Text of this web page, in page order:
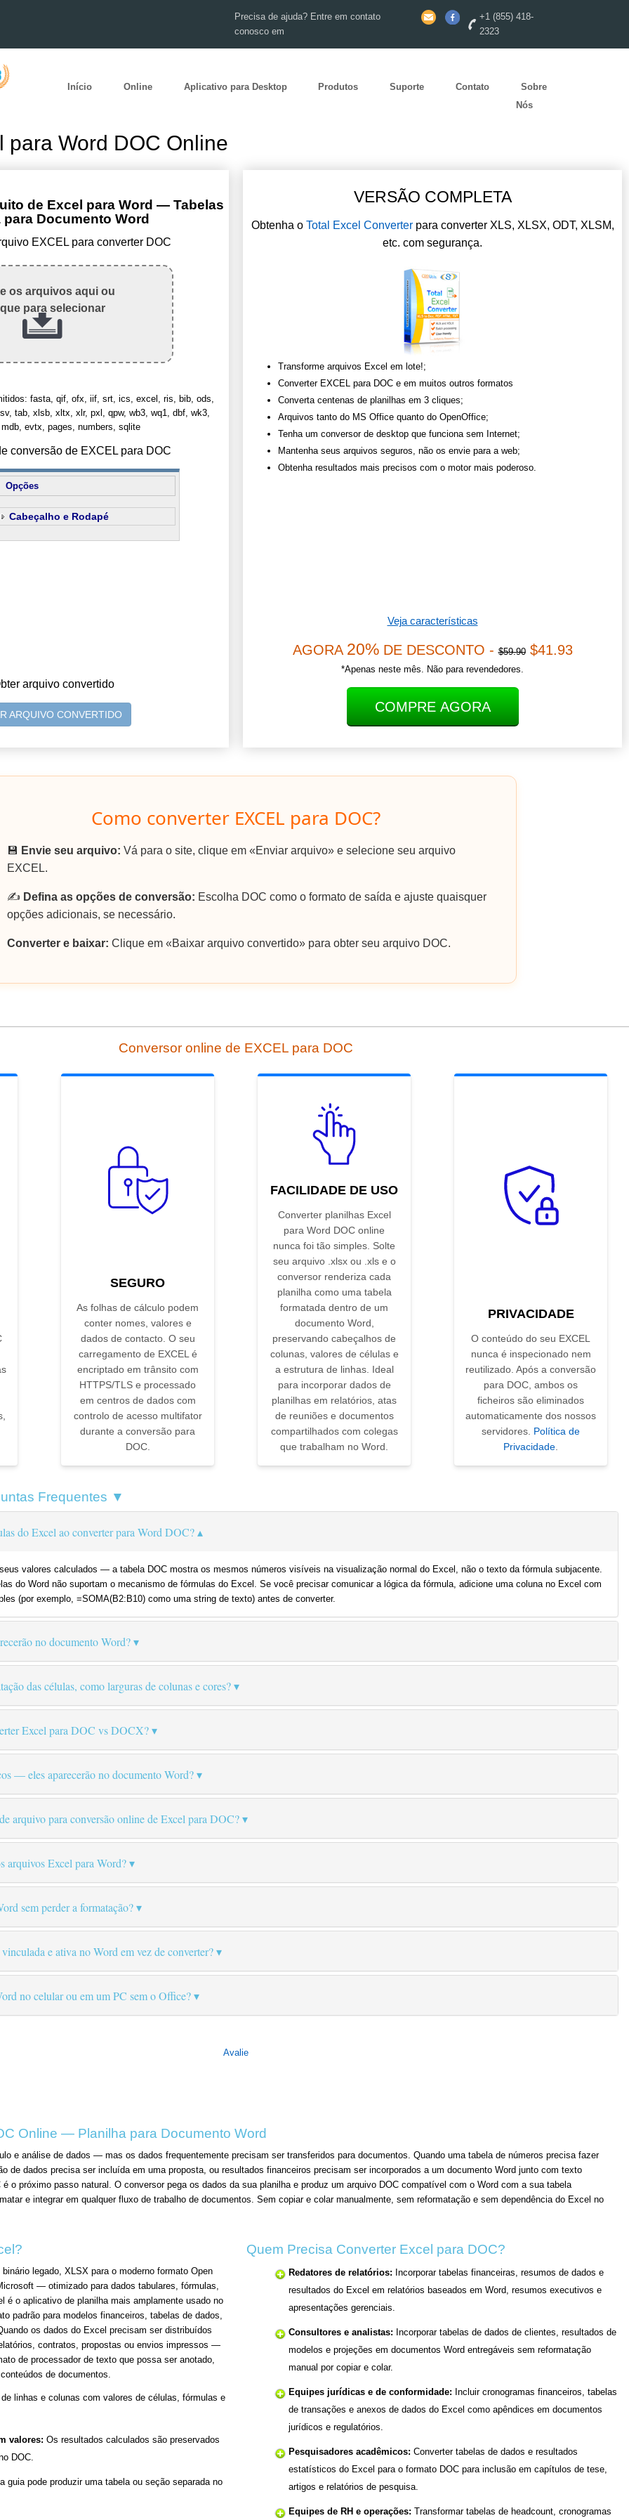
Precisa de ajuda? Entre em contato
conosco em
+1 (855) 418-
2323
Início Online Aplicativo para Desktop Produtos Suporte Contato
Sobre
Nós
para Word DOC Online
de Excel para Word — Tabelas
Documento Word
EXCEL para converter DOC
os arquivos aqui ou
para selecionar
fasta, qif, ofx, iif, srt, ics, excel, ris, bib, ods,
tab, xlsb, xltx, xlr, pxl, qpw, wb3, wq1, dbf, wk3,
evtx, pages, numbers, sqlite
conversão de EXCEL para DOC
Opções
Cabeçalho e Rodapé
arquivo convertido
ARQUIVO CONVERTIDO
VERSÃO COMPLETA
Obtenha o Total Excel Converterpara converter XLS, XLSX, ODT, XLSM,
etc. com segurança.
Transforme arquivos Excel em lote!;
Converter EXCEL para DOC e em muitos outros formatos
Converta centenas de planilhas em 3 cliques;
Arquivos tanto do MS Office quanto do OpenOffice;
Tenha um conversor de desktop que funciona sem Internet;
Mantenha seus arquivos seguros, não os envie para a web;
Obtenha resultados mais precisos com o motor mais poderoso.
Veja características
AGORA 20%DE DESCONTO -$59.90$41.93
*Apenas neste mês. Não para revendedores.
COMPRE AGORA
Como converter EXCEL para DOC?
💾 Envie seu arquivo: Vá para o site, clique em «Enviar arquivo» e selecione seu arquivo
EXCEL.
✍️ Defina as opções de conversão: Escolha DOC como o formato de saída e ajuste quaisquer
opções adicionais, se necessário.
Converter e baixar: Clique em «Baixar arquivo convertido» para obter seu arquivo DOC.
Conversor online de EXCEL para DOC
SEGURO
As folhas de cálculo podem
conter nomes, valores e
dados de contacto. O seu
carregamento de EXCEL é
encriptado em trânsito com
HTTPS/TLS e processado
em centros de dados com
controlo de acesso multifator
durante a conversão para
DOC.
FACILIDADE DE USO
Converter planilhas Excel
para Word DOC online
nunca foi tão simples. Solte
seu arquivo .xlsx ou .xls e o
conversor renderiza cada
planilha como uma tabela
formatada dentro de um
documento Word,
preservando cabeçalhos de
colunas, valores de células e
a estrutura de linhas. Ideal
para incorporar dados de
planilhas em relatórios, atas
de reuniões e documentos
compartilhados com colegas
que trabalham no Word.
PRIVACIDADE
O conteúdo do seu EXCEL
nunca é inspecionado nem
reutilizado. Após a conversão
para DOC, ambos os
ficheiros são eliminados
automaticamente dos nossos
servidores. Política de
Privacidade
Frequentes ▼
do Excel ao converter para Word DOC?
valores calculados — a tabela DOC mostra os mesmos números visíveis na visualização normal do Excel, não o texto da fórmula subjacente.
do Word não suportam o mecanismo de fórmulas do Excel. Se você precisar comunicar a lógica da fórmula, adicione uma coluna no Excel com
(por exemplo, =SOMA(B2:B10) como uma string de texto) antes de converter.
no documento Word?
das células, como larguras de colunas e cores?
Excel para DOC vs DOCX?
— eles aparecerão no documento Word?
arquivo para conversão online de Excel para DOC?
arquivos Excel para Word?
sem perder a formatação?
e ativa no Word em vez de converter?
no celular ou em um PC sem o Office?
Avalie
Online — Planilha para Documento Word
e análise de dados — mas os dados frequentemente precisam ser transferidos para documentos. Quando uma tabela de números precisa fazer
de dados precisa ser incluída em uma proposta, ou resultados financeiros precisam ser incorporados a um documento Word junto com texto
o próximo passo natural. O conversor pega os dados da sua planilha e produz um arquivo DOC compatível com o Word com a sua tabela
e integrar em qualquer fluxo de trabalho de documentos. Sem copiar e colar manualmente, sem reformatação e sem dependência do Excel no
legado, XLSX para o moderno formato Open
— otimizado para dados tabulares, fórmulas,
é o aplicativo de planilha mais amplamente usado no
padrão para modelos financeiros, tabelas de dados,
os dados do Excel precisam ser distribuídos
contratos, propostas ou envios impressos —
de processador de texto que possa ser anotado,
de documentos.
linhas e colunas com valores de células, fórmulas e
valores: Os resultados calculados são preservados
DOC.
guia pode produzir uma tabela ou seção separada no
Quem Precisa Converter Excel para DOC?
Redatores de relatórios: Incorporar tabelas financeiras, resumos de dados e
resultados do Excel em relatórios baseados em Word, resumos executivos e
apresentações gerenciais.
Consultores e analistas: Incorporar tabelas de dados de clientes, resultados de
modelos e projeções em documentos Word entregáveis sem reformatação
manual por copiar e colar.
Equipes jurídicas e de conformidade: Incluir cronogramas financeiros, tabelas
de transações e anexos de dados do Excel como apêndices em documentos
jurídicos e regulatórios.
Pesquisadores acadêmicos: Converter tabelas de dados e resultados
estatísticos do Excel para o formato DOC para inclusão em capítulos de tese,
artigos e relatórios de pesquisa.
Equipes de RH e operações: Transformar tabelas de headcount, cronogramas